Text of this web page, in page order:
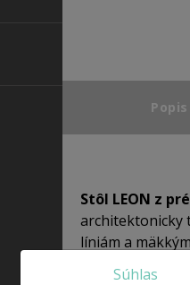
Popis
Stôl LEON z
architektonicky
líniám a
Súhlas